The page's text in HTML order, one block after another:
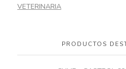
VETERINARIA
PRODUCTOS